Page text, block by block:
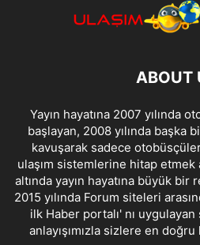
ABOUT
Yayın hayatına 2007 yılında
başlayan, 2008 yılında başka
kavuşarak sadece
ulaşım sistemlerine hitap etmek
altında yayın hayatına büyük
2015 yılında Forum siteleri
ilk Haber portalı' nı
anlayışımızla sizlere en